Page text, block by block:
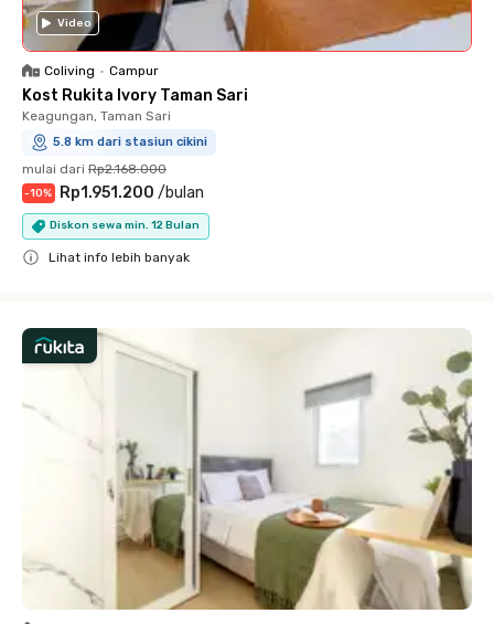
Video
Coliving • Campur
Kost Rukita Ivory Taman Sari
Keagungan, Taman Sari
5.8 km dari stasiun cikini
mulai dari Rp2.168.000
-10% Rp1.951.200 /bulan
Diskon sewa min. 12 Bulan
Lihat info lebih banyak